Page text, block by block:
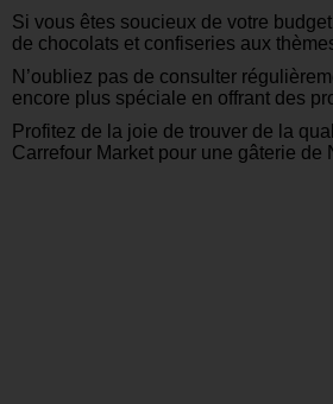
Si vous êtes soucieux de votre
de chocolats et confiseries aux
N’oubliez pas de consulter
encore plus spéciale en offrant des
Profitez de la joie de trouver de la
Carrefour Market pour une gâterie